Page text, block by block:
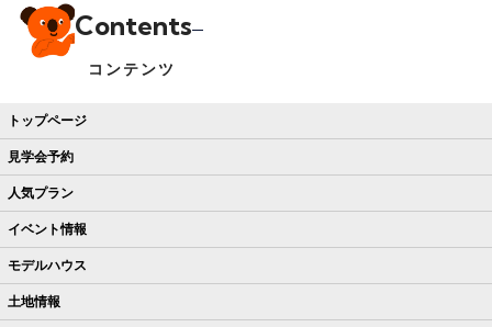
Contents
コンテンツ
トップページ
見学会予約
人気プラン
イベント情報
モデルハウス
土地情報